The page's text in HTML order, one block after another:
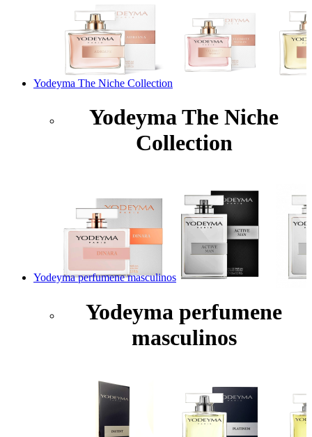
Yodeyma The Niche Collection
Yodeyma The Niche
Collection
Yodeyma perfumene masculinos
Yodeyma perfumene
masculinos